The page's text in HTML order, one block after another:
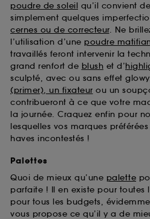
poudre de soleil qu’il convient
simplement quelques
cernes ou de correcteur. Ne
l’utilisation d’une poudre
travaillés feront intervenir la
grand renfort de blush et d’
sculpté, avec ou sans effet
(primer), un fixateur ou un
contribueront à ce que votre
la journée. Craquez enfin pour
lesquelles vos marques
haves incontestés !
Palettes
Quoi de mieux qu’une palette
parfaite ! Il en existe pour toutes
pour tous les budgets,
vous propose ce qu’il y a de